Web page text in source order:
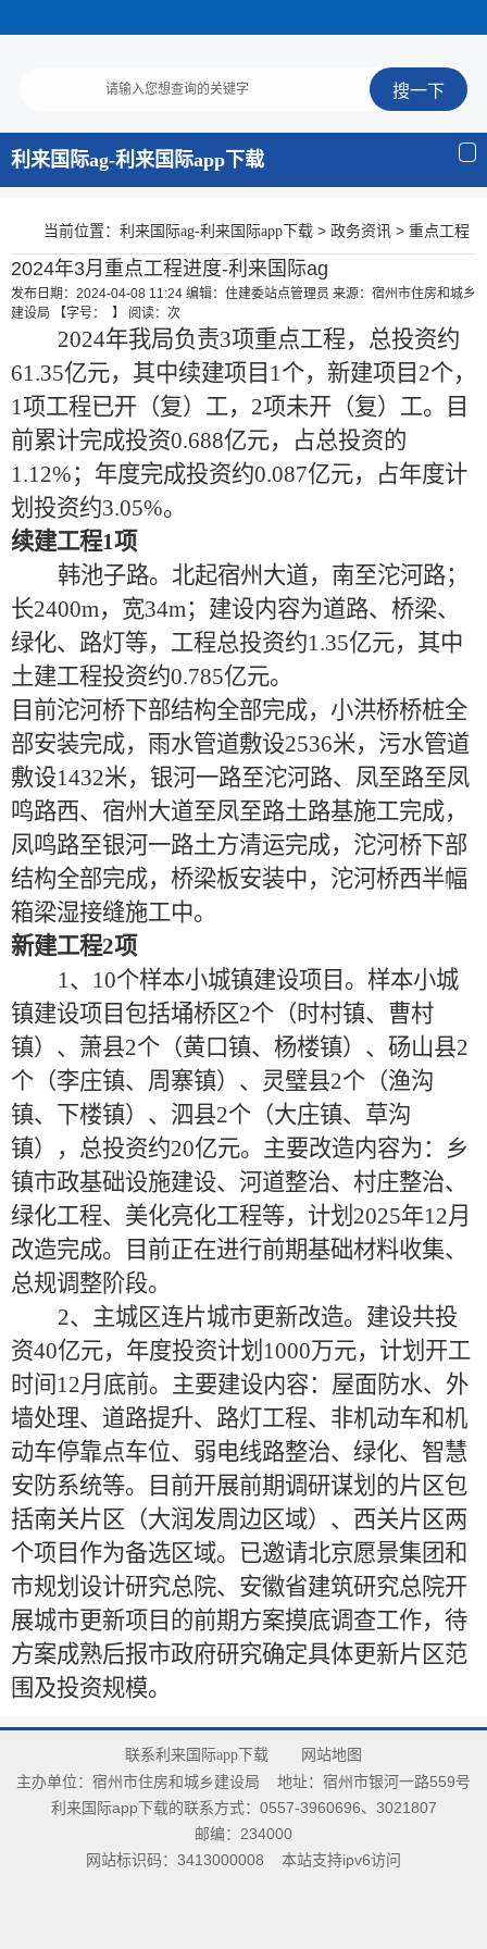
利来国际ag-利来国际app下载
当前位置： 利来国际ag-利来国际app下载 > 政务资讯 > 重点工程
2024年3月重点工程进度-利来国际ag
发布日期：2024-04-08 11:24 编辑：住建委站点管理员 来源：宿州市住房和城乡
建设局
【字号： 】 阅读： 次
2024年我局负责3项重点工程，总投资约
61.35亿元，其中续建项目1个，新建项目2个，
1项工程已开（复）工，2项未开（复）工。目
前累计完成投资0.688亿元，占总投资的
1.12%；年度完成投资约0.087亿元，占年度计
划投资约3.05%。
续建工程1项
韩池子路。北起宿州大道，南至沱河路；
长2400m，宽34m；建设内容为道路、桥梁、
绿化、路灯等，工程总投资约1.35亿元，其中
土建工程投资约0.785亿元。
目前沱河桥下部结构全部完成，小洪桥桥桩全
部安装完成，雨水管道敷设2536米，污水管道
敷设1432米，银河一路至沱河路、凤至路至凤
鸣路西、宿州大道至凤至路土路基施工完成，
凤鸣路至银河一路土方清运完成，沱河桥下部
结构全部完成，桥梁板安装中，沱河桥西半幅
箱梁湿接缝施工中。
新建工程2项
1、10个样本小城镇建设项目。样本小城
镇建设项目包括埇桥区2个（时村镇、曹村
镇）、萧县2个（黄口镇、杨楼镇）、砀山县2
个（李庄镇、周寨镇）、灵璧县2个（渔沟
镇、下楼镇）、泗县2个（大庄镇、草沟
镇），总投资约20亿元。主要改造内容为：乡
镇市政基础设施建设、河道整治、村庄整治、
绿化工程、美化亮化工程等，计划2025年12月
改造完成。目前正在进行前期基础材料收集、
总规调整阶段。
2、主城区连片城市更新改造。建设共投
资40亿元，年度投资计划1000万元，计划开工
时间12月底前。主要建设内容：屋面防水、外
墙处理、道路提升、路灯工程、非机动车和机
动车停靠点车位、弱电线路整治、绿化、智慧
安防系统等。目前开展前期调研谋划的片区包
括南关片区（大润发周边区域）、西关片区两
个项目作为备选区域。已邀请北京愿景集团和
市规划设计研究总院、安徽省建筑研究总院开
展城市更新项目的前期方案摸底调查工作，待
方案成熟后报市政府研究确定具体更新片区范
围及投资规模。
联系利来国际app下载 网站地图
主办单位：宿州市住房和城乡建设局
地址：宿州市银河一路559号
利来国际app下载的联系方式：0557-3960696、3021807
邮编：234000
网站标识码：3413000008
本站支持ipv6访问